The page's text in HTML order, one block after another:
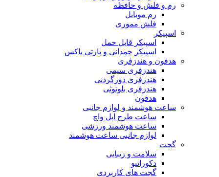
رم و فلش و حافظه
رم موبایل
فلش مموری
اسپیکر
اسپیکر قابل حمل
اسپیکر چمدانی و پارتی باکس
هدفون و هندزفری
هندزفری سیمی
هندزفری دورگردنی
هندزفری بلوتوثی
هدفون
ساعت هوشمند و لوازم جانبی
ساعت طرح اپل واچ
ساعت هوشمند ورزشی
لوازم جانبی ساعت هوشمند
گجت
سلامت و زیبایی
دکوراتیو
گجت های کاربردی